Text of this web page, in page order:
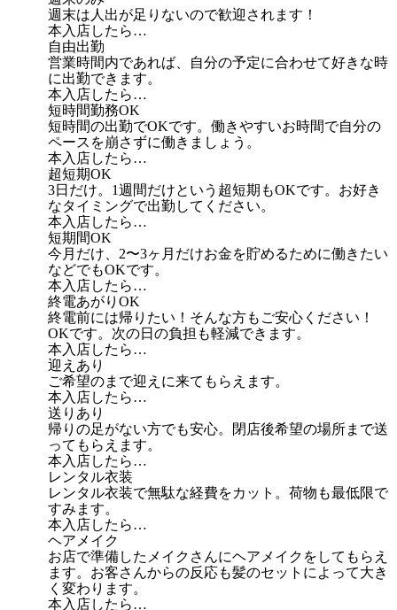
週末は人出が足りないので歓迎されます！
本入店したら…
自由出勤
営業時間内であれば、自分の予定に合わせて好きな時
に出勤できます。
本入店したら…
短時間勤務OK
短時間の出勤でOKです。働きやすいお時間で自分の
ペースを崩さずに働きましょう。
本入店したら…
超短期OK
3日だけ。1週間だけという超短期もOKです。お好き
なタイミングで出勤してください。
本入店したら…
短期間OK
今月だけ、2〜3ヶ月だけお金を貯めるために働きたい
などでもOKです。
本入店したら…
終電あがりOK
終電前には帰りたい！そんな方もご安心ください！
OKです。次の日の負担も軽減できます。
本入店したら…
迎えあり
ご希望のまで迎えに来てもらえます。
本入店したら…
送りあり
帰りの足がない方でも安心。閉店後希望の場所まで送
ってもらえます。
本入店したら…
レンタル衣装
レンタル衣装で無駄な経費をカット。荷物も最低限で
すみます。
本入店したら…
ヘアメイク
お店で準備したメイクさんにヘアメイクをしてもらえ
ます。お客さんからの反応も髪のセットによって大き
く変わります。
本入店したら…